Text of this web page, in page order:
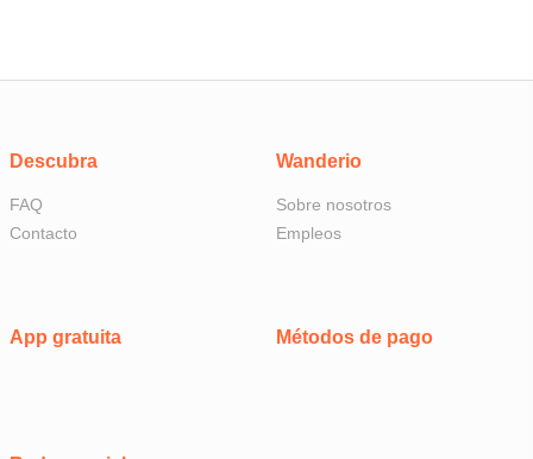
Descubra
FAQ
Contacto
Wanderio
Sobre nosotros
Empleos
App gratuita Métodos de pago